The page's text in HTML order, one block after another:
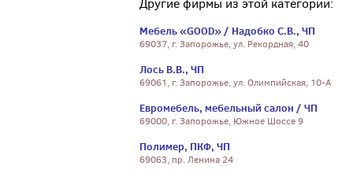
Другие фирмы из этой категории:
Мебель «GOOD» / Надобко С.В., ЧП
69037, г. Запорожье, ул. Рекордная, 40
Лось В.В., ЧП
69061, г. Запорожье, ул. Олимпийская, 10-А
Евромебель, мебельный салон / ЧП
69000, г. Запорожье, Южное Шоссе 9
Полимер, ПКФ, ЧП
69063, пр. Ленина 24